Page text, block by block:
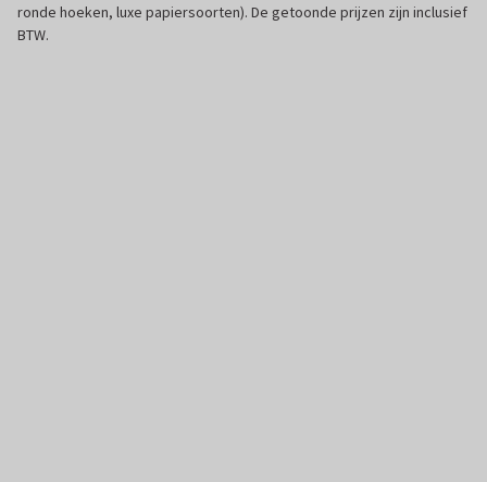
ronde hoeken, luxe papiersoorten). De getoonde prijzen zijn inclusief
BTW.